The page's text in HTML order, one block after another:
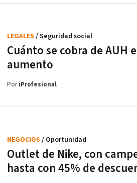
Cuánto se cobra de AUH
aumento
LEGALES / Seguridad social
PoriProfesional
Outlet de Nike, con
hasta con 45% de
NEGOCIOS / Oportunidad